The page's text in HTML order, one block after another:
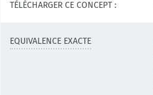
TÉLÉCHARGER CE CONCEPT :
EQUIVALENCE EXACTE